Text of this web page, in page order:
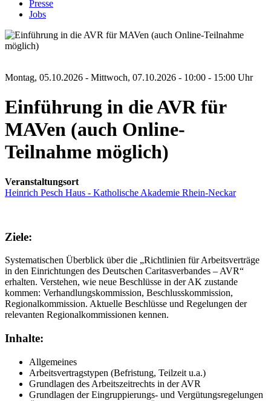
Presse
Jobs
Montag, 05.10.2026 - Mittwoch, 07.10.2026 - 10:00 - 15:00 Uhr
Einführung in die AVR für
MAVen (auch Online-
Teilnahme möglich)
Veranstaltungsort
Heinrich Pesch Haus - Katholische Akademie Rhein-Neckar
Ziele:
Systematischen Überblick über die „Richtlinien für Arbeitsverträge
in den Einrichtungen des Deutschen Caritasverbandes – AVR“
erhalten. Verstehen, wie neue Beschlüsse in der AK zustande
kommen: Verhandlungskommission, Beschlusskommission,
Regionalkommission. Aktuelle Beschlüsse und Regelungen der
relevanten Regionalkommissionen kennen.
Inhalte:
Allgemeines
Arbeitsvertragstypen (Befristung, Teilzeit u.a.)
Grundlagen des Arbeitszeitrechts in der AVR
Grundlagen der Eingruppierungs- und Vergütungsregelungen